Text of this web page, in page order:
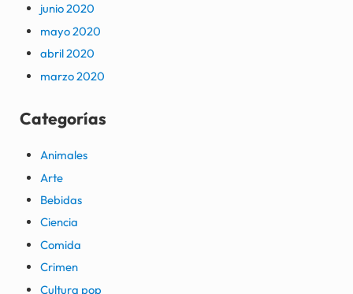
junio 2020
mayo 2020
abril 2020
marzo 2020
Categorías
Animales
Arte
Bebidas
Ciencia
Comida
Crimen
Cultura pop